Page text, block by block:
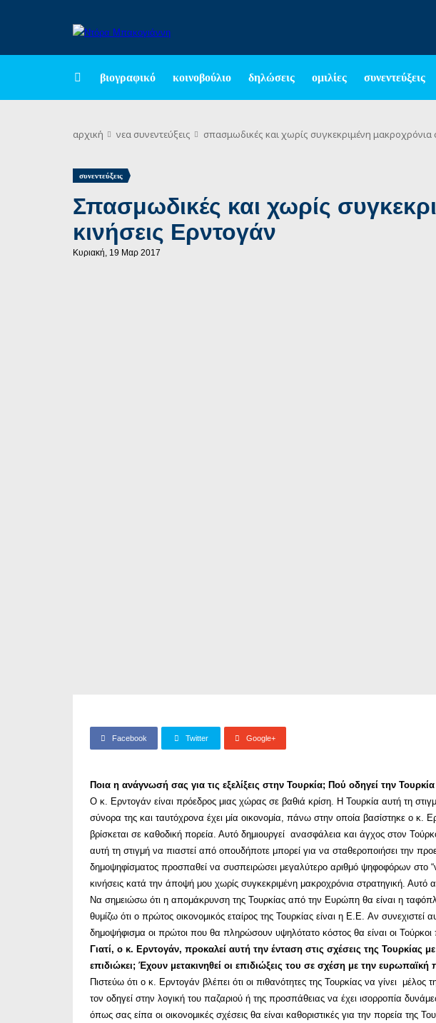
βιογραφικό κοινοβούλιο δηλώσεις ομιλίες συνεντεύξεις
αρχική νεα συνεντεύξεις σπασμωδικές και χωρίς συγκεκριμένη μακροχρόνια
συνεντεύξεις
Σπασμωδικές και χωρίς
κινήσεις Ερντογάν
Κυριακή, 19 Μαρ 2017
Facebook Twitter Google+
Ποια η ανάγνωσή σας για τις εξελίξεις στην Τουρκία; Πού οδηγεί την
O κ. Ερντογάν είναι πρόεδρος μιας χώρας σε βαθιά κρίση. Η Τουρκία αυτή τη
σύνορα της και ταυτόχρονα έχει μία οικονομία, πάνω στην οποία βασίστηκε ο κ.
βρίσκεται σε καθοδική πορεία. Αυτό δημιουργεί ανασφάλεια και άγχος στον
αυτή τη στιγμή να πιαστεί από οπουδήποτε μπορεί για να σταθεροποιήσει την
δημοψηφίσματος προσπαθεί να συσπειρώσει μεγαλύτερο αριθμό ψηφοφόρων στο
κινήσεις κατά την άποψή μου χωρίς συγκεκριμένη μακροχρόνια στρατηγική. Αυτό
Να σημειώσω ότι η απομάκρυνση της Τουρκίας από την Ευρώπη θα είναι η
θυμίζω ότι ο πρώτος οικονομικός εταίρος της Τουρκίας είναι η Ε.Ε. Aν συνεχιστεί
δημοψήφισμα οι πρώτοι που θα πληρώσουν υψηλότατο κόστος θα είναι οι Τούρκοι
Γιατί, ο κ. Ερντογάν, προκαλεί αυτή την ένταση στις σχέσεις της Τουρκίας
επιδιώκει; Έχουν μετακινηθεί οι επιδιώξεις του σε σχέση με την
Πιστεύω ότι ο κ. Ερντογάν βλέπει ότι οι πιθανότητες της Τουρκίας να γίνει μέλος
τον οδηγεί στην λογική του παζαριού ή της προσπάθειας να έχει ισορροπία
όπως σας είπα οι οικονομικές σχέσεις θα είναι καθοριστικές για την πορεία της